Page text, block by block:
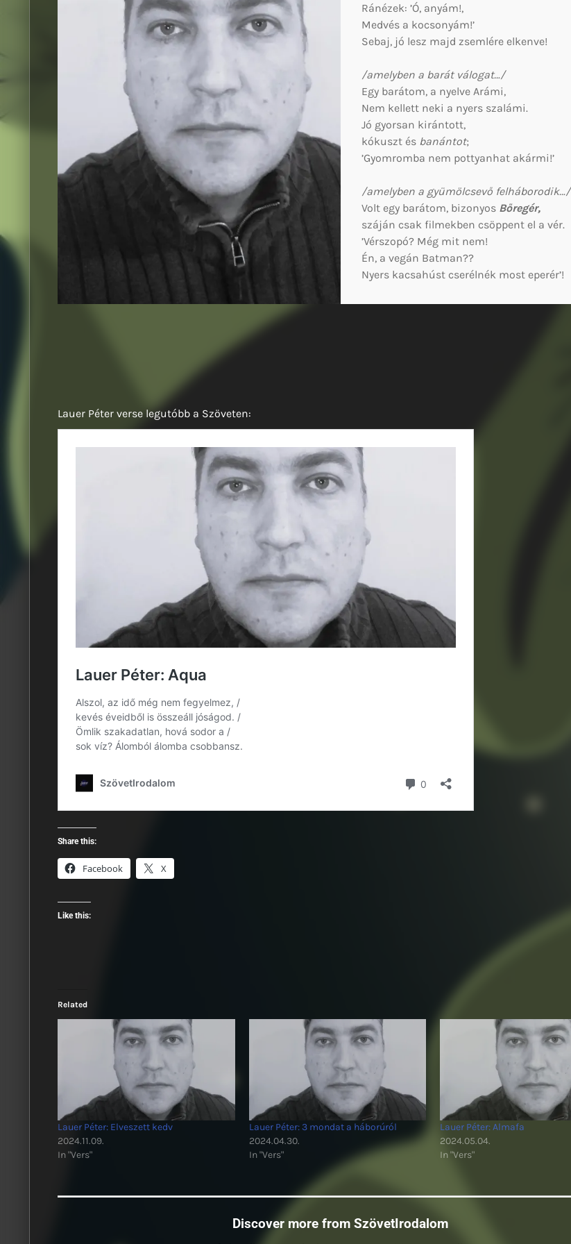
Ránézek: ’Ó, anyám!,
Medvés a kocsonyám!’
Sebaj, jó lesz majd zsemlére elkenve!
/amelyben a barát válogat…/
Egy barátom, a nyelve Arámi,
Nem kellett neki a nyers szalámi.
Jó gyorsan kirántott,
kókuszt és banántot;
’Gyomromba nem pottyanhat akármi!’
/amelyben a gyümölcsevő felháborodik…/
Volt egy barátom, bizonyos Bőregér,
száján csak filmekben csöppent el a vér.
’Vérszopó? Még mit nem!
Én, a vegán Batman??
Nyers kacsahúst cserélnék most eperér’!
Lauer Péter verse legutóbb a Szöveten:
Share this:
Facebook X
Like this:
Related
Lauer Péter: Elveszett kedv
2024.11.09.
In "Vers"
Lauer Péter: 3 mondat a háborúról
2024.04.30.
In "Vers"
Lauer Péter: Almafa
2024.05.04.
In "Vers"
Discover more from SzövetIrodalom